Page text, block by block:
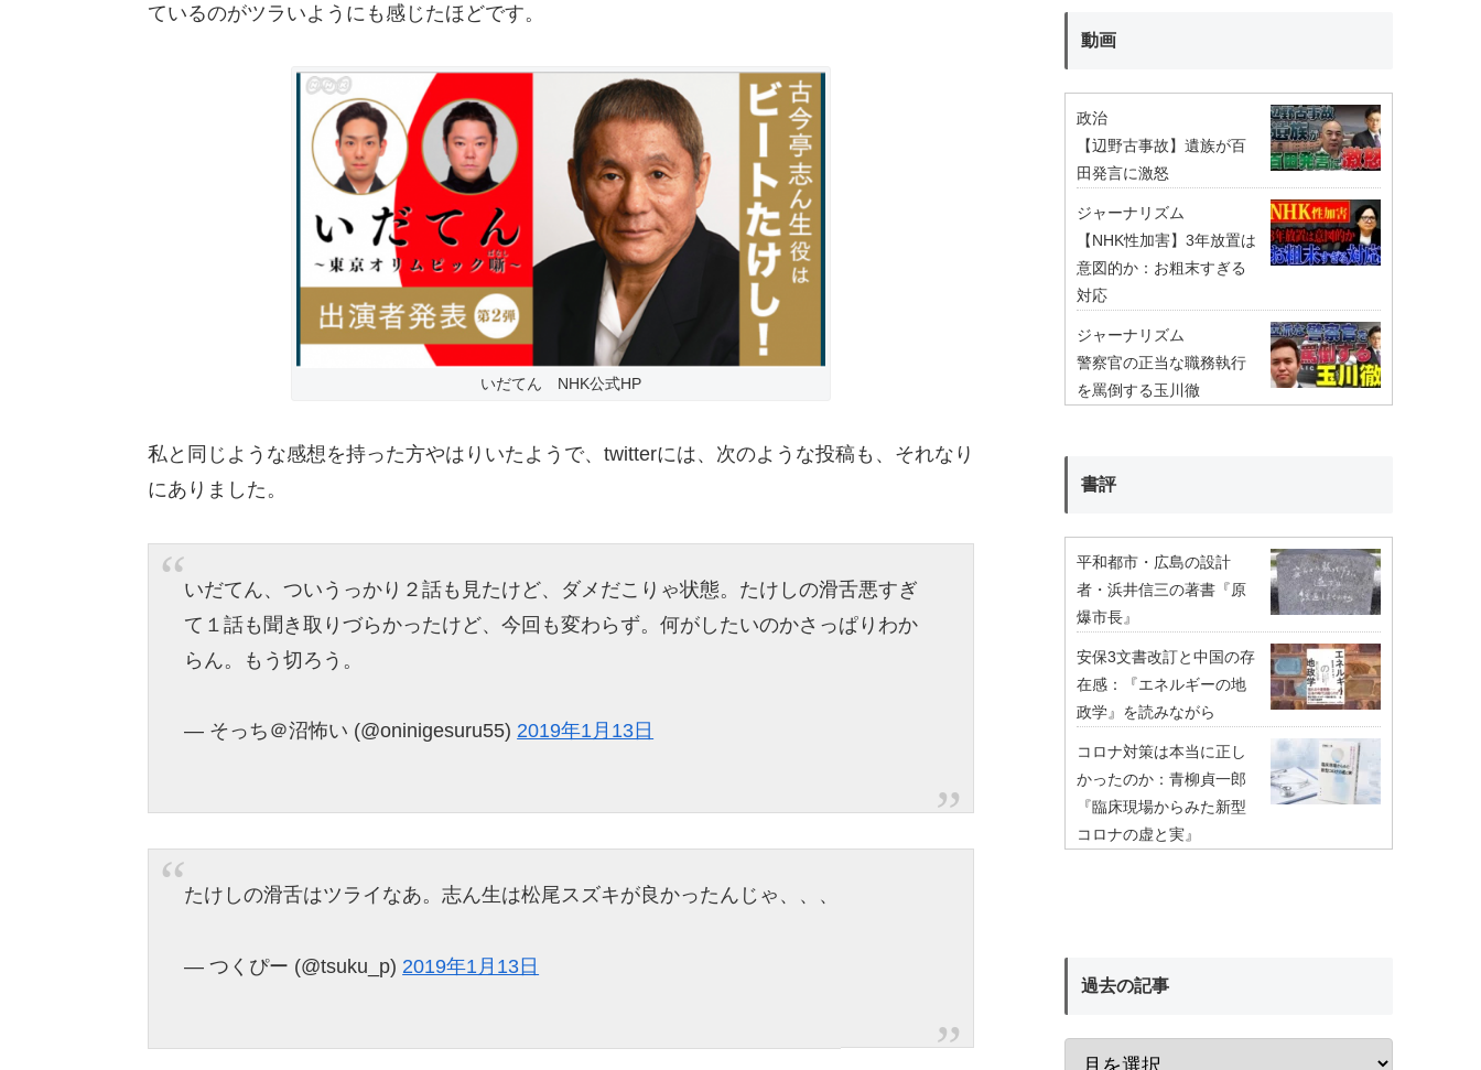
ているのがツラいようにも感じたほどです。
いだてん NHK公式HP
私と同じような感想を持った方やはりいたようで、twitterには、次のような投稿も、それなり
にありました。
いだてん、ついうっかり２話も見たけど、ダメだこりゃ状態。たけしの滑舌悪すぎ
て１話も聞き取りづらかったけど、今回も変わらず。何がしたいのかさっぱりわか
らん。もう切ろう。
— そっち＠沼怖い (@oninigesuru55) 2019年1月13日
たけしの滑舌はツライなあ。志ん生は松尾スズキが良かったんじゃ、、、
— つくぴー (@tsuku_p) 2019年1月13日
動画
政治
【辺野古事故】遺族が百
田発言に激怒
ジャーナリズム
【NHK性加害】3年放置は
意図的か：お粗末すぎる
対応
ジャーナリズム
警察官の正当な職務執行
を罵倒する玉川徹
書評
平和都市・広島の設計
者・浜井信三の著書『原
爆市長』
安保3文書改訂と中国の存
在感：『エネルギーの地
政学』を読みながら
コロナ対策は本当に正し
かったのか：青柳貞一郎
『臨床現場からみた新型
コロナの虚と実』
過去の記事